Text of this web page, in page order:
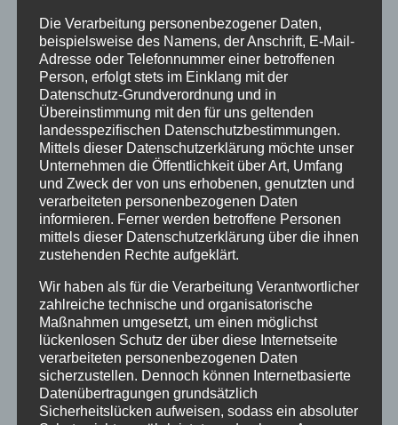
die HOK-Gruppe Norderney:
norderney@verschickungsheime.de, Kerstin
Die Initiative bietet schon seit Längerem eine
AG an, in der sich Betroffene austauschen
können. Es können sich die TN der Gruppe
nach dem Geschlecht des Täters, jeweils in
zwei Gruppen aufteilen, diejenigen, denen von
Männern und denjenigen, denen von Frauen
sexuelle Gewalt angetan wurde. Die Art des
Erlebens ist sehr unterschiedlich und das
Vertrauen zum anderen Geschlecht daher in
Folge oft von starkem Misstrauen durchsetzt.
Das aufzuarbeiten und dabei eigene Stärken
wieder zu erwecken, Wünsche an die Politik
und die Verantwortlichen zu diskutieren und zu
entwickeln, sowie Möglichkeiten der
Die Verarbeitung personenbezogener Daten,
beispielsweise des Namens, der Anschrift, E-Mail-
Adresse oder Telefonnummer einer betroffenen
Person, erfolgt stets im Einklang mit der
Datenschutz-Grundverordnung und in
Übereinstimmung mit den für uns geltenden
landesspezifischen Datenschutzbestimmungen.
Mittels dieser Datenschutzerklärung möchte unser
Unternehmen die Öffentlichkeit über Art, Umfang
und Zweck der von uns erhobenen, genutzten und
verarbeiteten personenbezogenen Daten
informieren. Ferner werden betroffene Personen
mittels dieser Datenschutzerklärung über die ihnen
zustehenden Rechte aufgeklärt.
Wir haben als für die Verarbeitung Verantwortlicher
zahlreiche technische und organisatorische
Maßnahmen umgesetzt, um einen möglichst
lückenlosen Schutz der über diese Internetseite
verarbeiteten personenbezogenen Daten
sicherzustellen. Dennoch können Internetbasierte
Datenübertragungen grundsätzlich
Sicherheitslücken aufweisen, sodass ein absoluter